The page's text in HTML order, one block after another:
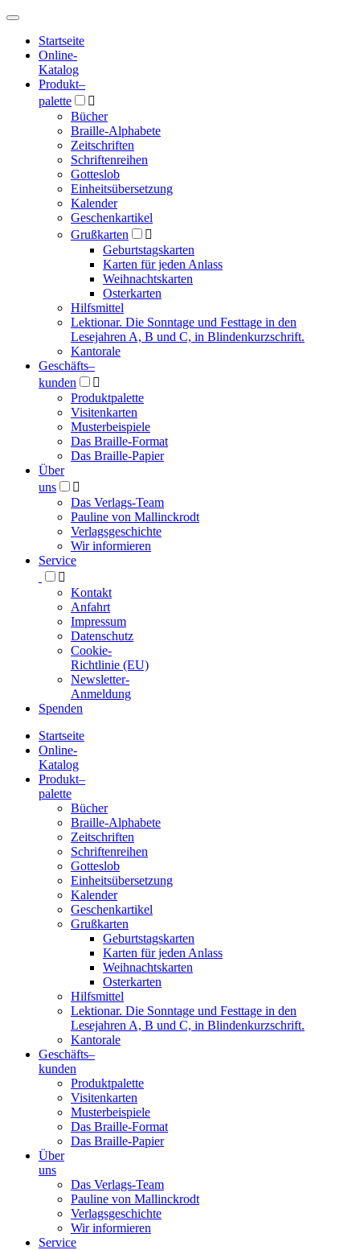
Hauptmenü
Hauptmenü
Startseite
Online-
Katalog
Produkt–
palette

Bücher
Braille-Alphabete
Zeitschriften
Schriftenreihen
Gotteslob
Einheitsübersetzung
Kalender
Geschenkartikel
Grußkarten

Geburtstagskarten
Karten für jeden Anlass
Weihnachtskarten
Osterkarten
Hilfsmittel
Lektionar. Die Sonntage und Festtage in den
Lesejahren A, B und C, in Blindenkurzschrift.
Kantorale
Geschäfts­–
kunden

Produktpalette
Visitenkarten
Musterbeispiele
Das Braille-Format
Das Braille-Papier
Über
uns

Das Verlags-Team
Pauline von Mallinckrodt
Verlagsgeschichte
Wir informieren
Service

Kontakt
Anfahrt
Impressum
Datenschutz
Cookie-
Richtlinie (EU)
Newsletter-
Anmeldung
Spenden
Blindenschrift-
Verlag
Druckerei
gGmbH
Startseite
Online-
Katalog
Produkt–
palette
Bücher
Braille-Alphabete
Zeitschriften
Schriftenreihen
Gotteslob
Einheitsübersetzung
Kalender
Geschenkartikel
Grußkarten
Geburtstagskarten
Karten für jeden Anlass
Weihnachtskarten
Osterkarten
Hilfsmittel
Lektionar. Die Sonntage und Festtage in den
Lesejahren A, B und C, in Blindenkurzschrift.
Kantorale
Geschäfts­–
kunden
Produktpalette
Visitenkarten
Musterbeispiele
Das Braille-Format
Das Braille-Papier
Über
uns
Das Verlags-Team
Pauline von Mallinckrodt
Verlagsgeschichte
Wir informieren
Service